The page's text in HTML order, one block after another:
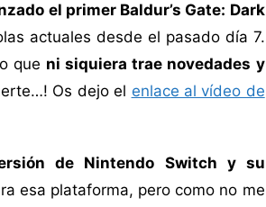
el primer Baldur’s Gate: Dark
actuales desde el pasado día 7.
que ni siquiera trae novedades y
Os dejo el enlace al vídeo de
de Nintendo Switch y su
esa plataforma, pero como no me